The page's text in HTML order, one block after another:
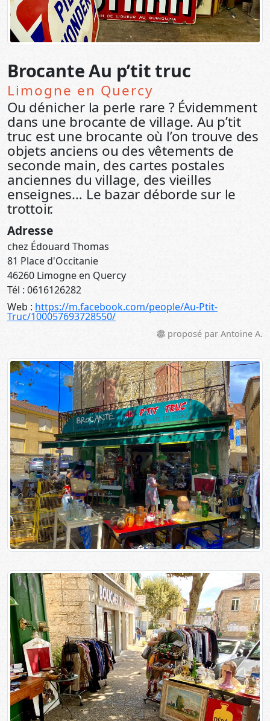
Brocante Au p’tit truc
Limogne en Quercy
Ou dénicher la perle rare ? Évidemment
dans une brocante de village. Au p’tit
truc est une brocante où l’on trouve des
objets anciens ou des vêtements de
seconde main, des cartes postales
anciennes du village, des vieilles
enseignes… Le bazar déborde sur le
trottoir.
Adresse
chez Édouard Thomas
81 Place d'Occitanie
46260 Limogne en Quercy
Tél : 0616126282
Web : https://m.facebook.com/people/Au-Ptit-
Truc/100057693728550/
proposé par Antoine A.